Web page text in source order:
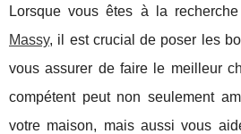
Lorsque vous êtes à la
Massy, il est crucial de poser les
vous assurer de faire le meilleur
compétent peut non seulement
votre maison, mais aussi vous